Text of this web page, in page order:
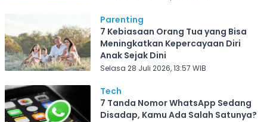
Parenting
7 Kebiasaan Orang Tua yang Bisa
Meningkatkan Kepercayaan Diri
Anak Sejak Dini
Selasa 28 Juli 2026, 13:57 WIB
Tech
7 Tanda Nomor WhatsApp Sedang
Disadap, Kamu Ada Salah Satunya?